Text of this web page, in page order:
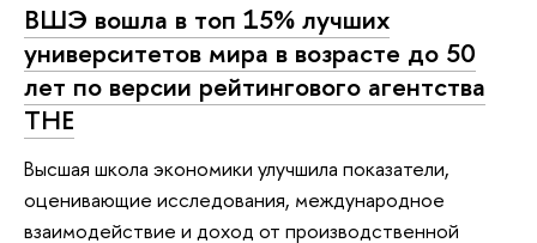
ВШЭ вошла в топ 15% лучших
университетов мира в возрасте до 50
лет по версии рейтингового агентства
THE
Высшая школа экономики улучшила показатели,
оценивающие исследования, международное
взаимодействие и доход от производственной